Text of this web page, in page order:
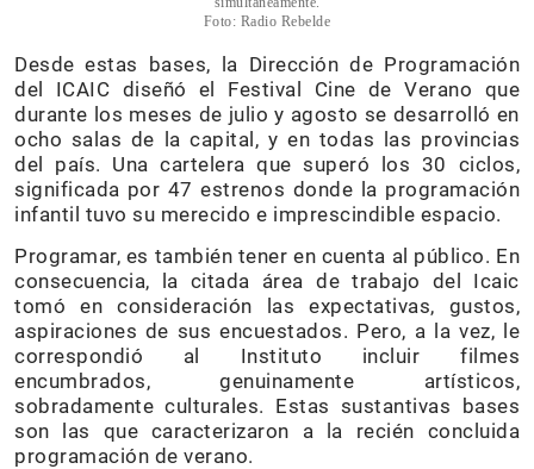
Foto: Radio Rebelde
Desde estas bases, la Dirección de Programación
del ICAIC diseñó el Festival Cine de Verano que
durante los meses de julio y agosto se desarrolló en
ocho salas de la capital, y en todas las provincias
del país. Una cartelera que superó los 30 ciclos,
significada por 47 estrenos donde la programación
infantil tuvo su merecido e imprescindible espacio.
Programar, es también tener en cuenta al público. En
consecuencia, la citada área de trabajo del Icaic
tomó en consideración las expectativas, gustos,
aspiraciones de sus encuestados. Pero, a la vez, le
correspondió al Instituto incluir filmes
encumbrados, genuinamente artísticos,
sobradamente culturales. Estas sustantivas bases
son las que caracterizaron a la recién concluida
programación de verano.